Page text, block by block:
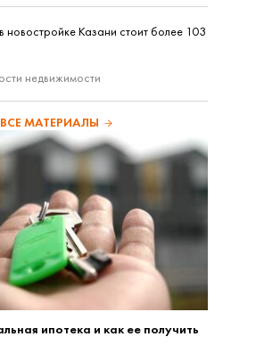
новостройке Казани стоит более 103
недвижимости
ВСЕ МАТЕРИАЛЫ
ипотека и как ее получить